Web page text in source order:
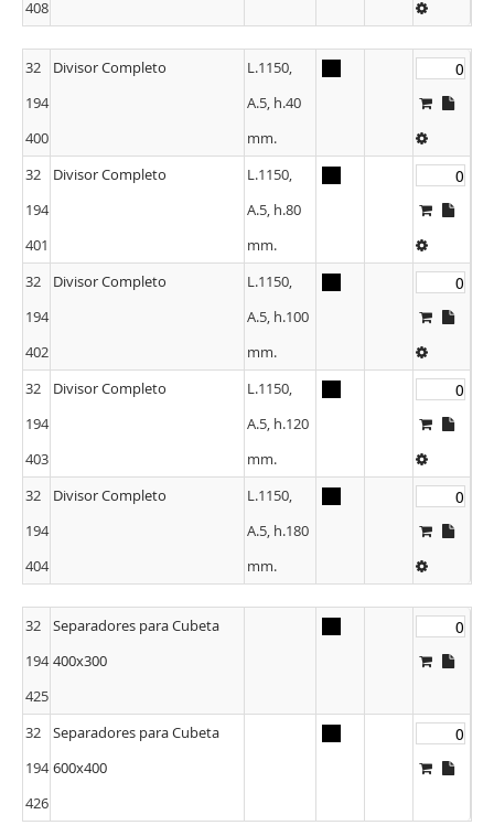
408
32
194
400
Divisor Completo
L.1150,
A.5, h.40
mm.
32
194
401
Divisor Completo
L.1150,
A.5, h.80
mm.
32
194
402
Divisor Completo
L.1150,
A.5, h.100
mm.
32
194
403
Divisor Completo
L.1150,
A.5, h.120
mm.
32
194
404
Divisor Completo
L.1150,
A.5, h.180
mm.
32
194
425
Separadores para Cubeta
400x300
32
194
426
Separadores para Cubeta
600x400